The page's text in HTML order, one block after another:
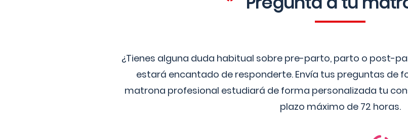
¿Tienes alguna duda habitual sobre pre-parto, parto o post-
estará encantado de responderte. Envía tus preguntas de
matrona profesional estudiará de forma personalizada tu
plazo máximo de 72 horas.